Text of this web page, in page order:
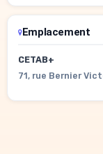
Emplacement
CETAB+
71, rue Bernier